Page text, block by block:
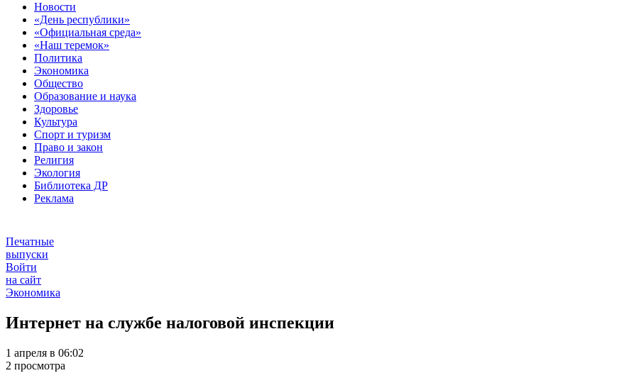
Новости
«День республики»
«Официальная среда»
«Наш теремок»
Политика
Экономика
Общество
Образование и наука
Здоровье
Культура
Спорт и туризм
Право и закон
Религия
Экология
Библиотека ДР
Реклама
Печатные
выпуски
Войти
на сайт
Экономика
Интернет на службе налоговой инспекции
1 апреля в 06:02
2 просмотра